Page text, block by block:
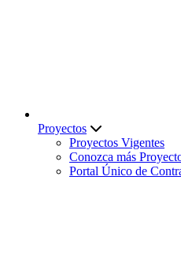
Proyectos
Proyectos Vigentes
Conozca más
Portal Único de